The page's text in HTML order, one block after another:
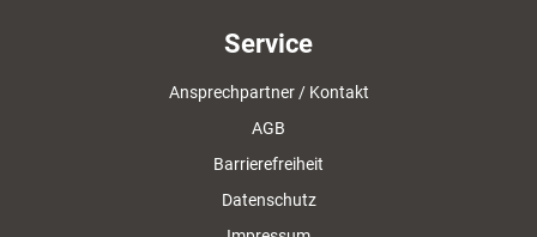
Service
Ansprechpartner / Kontakt
AGB
Barrierefreiheit
Datenschutz